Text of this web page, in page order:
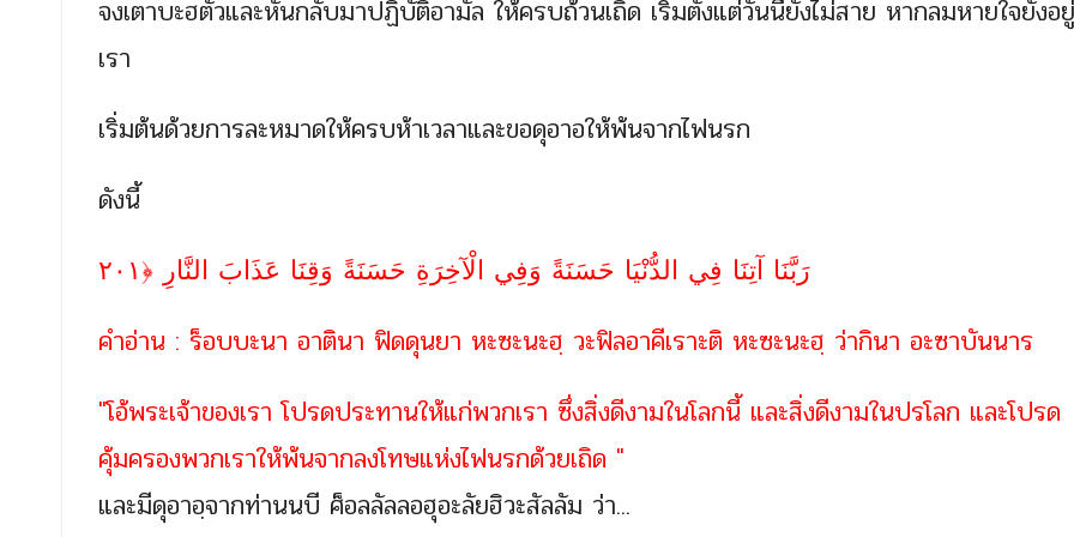
จงเตาบะฮตัวและหันกลับมาปฏิบัติอามัล ให้ครบถ้วนเถิด เริ่มตั้งแต่วันนี้ยังไม่สาย หากลมหายใจยังอ
เรา
เริ่มต้นด้วยการละหมาดให้ครบห้าเวลาและขอดุอาอให้พ้นจากไฟนรก
ดังนี้
رَبَّنَا آتِنَا فِي الدُّنْيَا حَسَنَةً وَفِي الْآخِرَةِ حَسَنَةً وَقِنَا عَذَابَ النَّارِ ﴿٢٠١
คำอ่าน : ร็อบบะนา อาตินา ฟิดดุนยา หะซะนะฮฺ วะฟิลอาคีเราะติ หะซะนะฮฺ ว่ากินา อะซาบันนาร
"โอ้พระเจ้าของเรา โปรดประทานให้แก่พวกเรา ซึ่งสิ่งดีงามในโลกนี้ และสิ่งดีงามในปรโลก และโปรด
คุ้มครองพวกเราให้พ้นจากลงโทษแห่งไฟนรกด้วยเถิด "
และมีดุอาอฺจากท่านนบี ศ็อลลัลลอฮุอะลัยฮิวะสัลลัม ว่า...